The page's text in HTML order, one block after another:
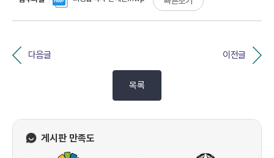
다음글 이전글
목록
게시판 만족도